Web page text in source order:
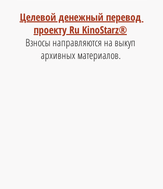
Целевой денежный перевод
проекту Ru KinoStarz®
Взносы направляются на выкуп
архивных материалов.